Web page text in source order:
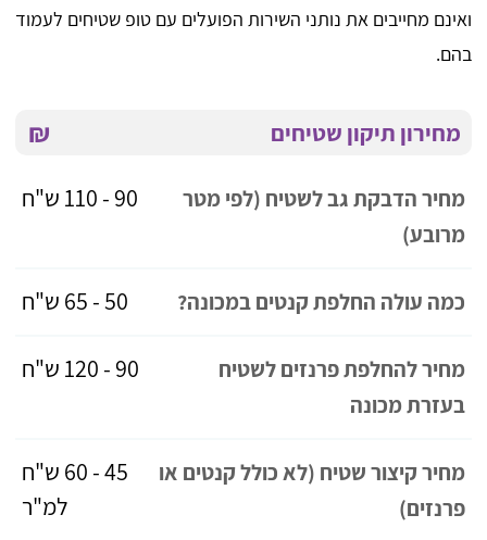
ואינם מחייבים את נותני השירות הפועלים עם טופ שטיחים לעמוד
בהם.
₪ מחירון תיקון שטיחים
מחיר הדבקת גב לשטיח (לפי מטר
מרובע)
90 - 110 ש"ח
כמה עולה החלפת קנטים במכונה? 50 - 65 ש"ח
מחיר להחלפת פרנזים לשטיח
בעזרת מכונה
90 - 120 ש"ח
מחיר קיצור שטיח (לא כולל קנטים או
פרנזים)
45 - 60 ש"ח
למ"ר